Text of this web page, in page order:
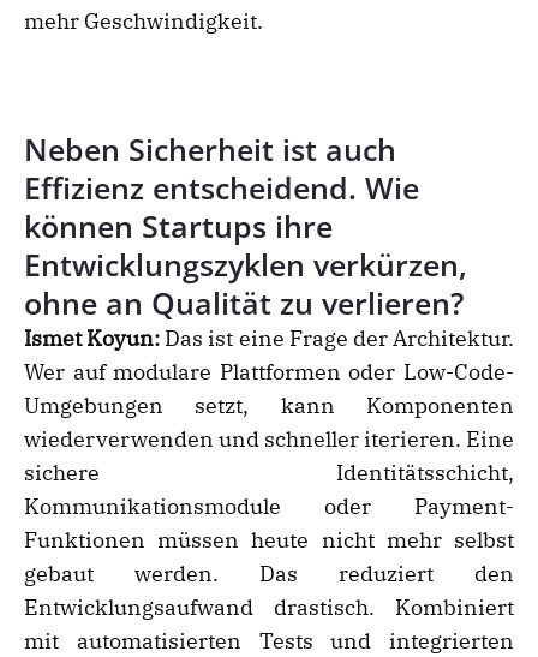
mehr Geschwindigkeit.
Neben Sicherheit ist auch
Effizienz entscheidend. Wie
können Startups ihre
Entwicklungszyklen verkürzen,
ohne an Qualität zu verlieren?
Ismet Koyun: Das ist eine Frage der Architektur.
Wer auf modulare Plattformen oder Low-Code-
Umgebungen setzt, kann Komponenten
wiederverwenden und schneller iterieren. Eine
sichere Identitätsschicht,
Kommunikationsmodule oder Payment-
Funktionen müssen heute nicht mehr selbst
gebaut werden. Das reduziert den
Entwicklungsaufwand drastisch. Kombiniert
mit automatisierten Tests und integrierten